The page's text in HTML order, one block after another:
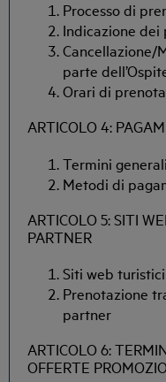
Processo di
Indicazione dei
Cancellazione/
parte
Orari di
ARTICOLO 4:
Termini
Metodi di
ARTICOLO 5: SITI
PARTNER
Siti web
Prenotazione
partner
ARTICOLO 6:
OFFERTE